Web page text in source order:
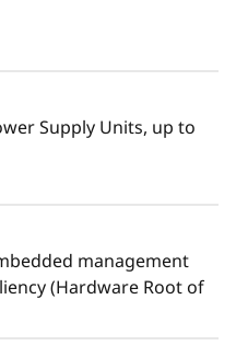
cargas de trabajo
del SD530 V3
espacio en
nodo y haga
en el mismo
necesidades de
clientes de COLO
Supply Units, up to
management
(Hardware Root of